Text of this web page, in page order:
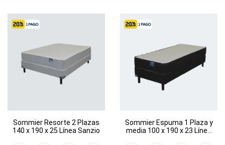
Sommier Resorte 2 Plazas
140 x 190 x 25 Línea Sanzio
Sommier Espuma 1 Plaza y
media 100 x 190 x 23 Línea